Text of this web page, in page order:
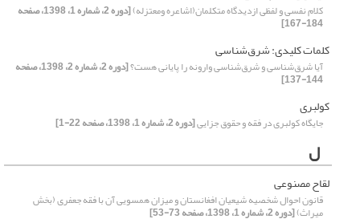
کلام نفسی و لفظی ازدیدگاه متکلمان(اشاعره ومعتزله) [دوره 2، شماره 1، 1398، صفحه
184-167]
کلمات کلیدی: شرق‌شناسی
آیا شرق‌شناسی و شرق‌شناسی وارونه را پایانی هست؟ [دوره 2، شماره 2، 1398، صفحه
144-137]
کولبری
جایگاه کولبری در فقه و حقوق جزایی[دوره 2، شماره 1، 1398، صفحه 22-1]
ل
لقاح مصنوعی
قانون احوال شخصیه شیعیان افغانستان و میزان همسویی آن با فقه جعفری (بخش
میراث)[دوره 2، شماره 1، 1398، صفحه 73-53]